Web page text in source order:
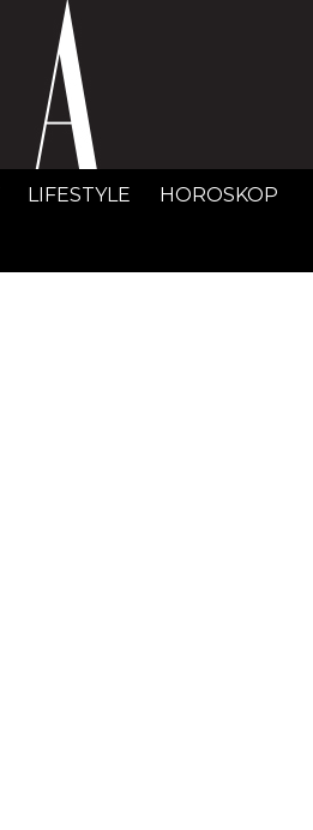
LIFESTYLE HOROSKOP